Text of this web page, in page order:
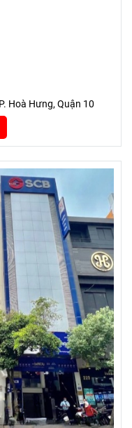
Hoà Hưng, Quận 10